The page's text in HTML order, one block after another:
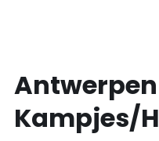
Antwerpen
Kampjes/